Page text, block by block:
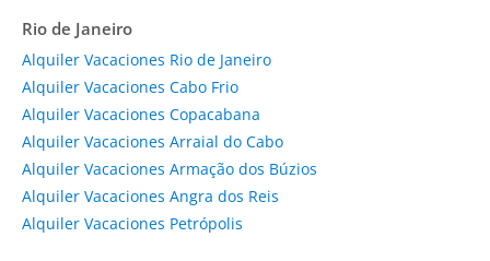
Rio de Janeiro
Alquiler Vacaciones Rio de Janeiro
Alquiler Vacaciones Cabo Frio
Alquiler Vacaciones Copacabana
Alquiler Vacaciones Arraial do Cabo
Alquiler Vacaciones Armação dos Búzios
Alquiler Vacaciones Angra dos Reis
Alquiler Vacaciones Petrópolis